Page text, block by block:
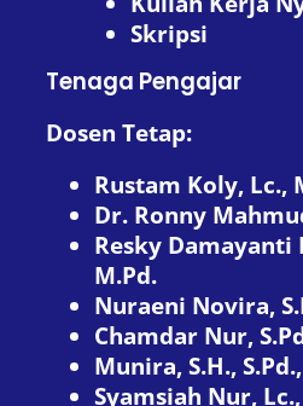
Skripsi
Tenaga Pengajar
Dosen Tetap:
Rustam Koly, Lc.,
Dr. Ronny
Resky Damayanti
M.Pd.
Nuraeni Novira,
Chamdar Nur,
Munira, S.H.,
Syamsiah Nur,